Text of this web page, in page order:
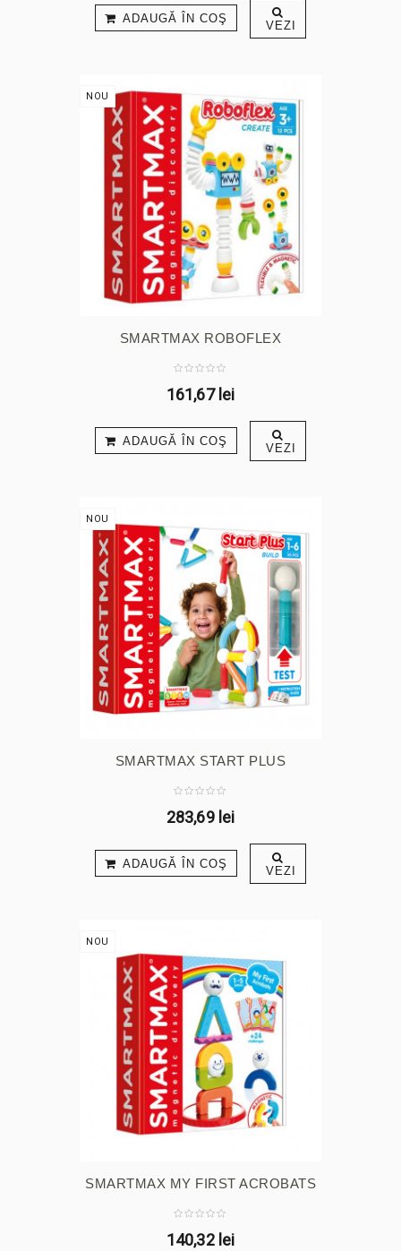
ADAUGĂ ÎN COŞ VEZI
NOU
SMARTMAX ROBOFLEX
161,67 lei
ADAUGĂ ÎN COŞ VEZI
NOU
SMARTMAX START PLUS
283,69 lei
ADAUGĂ ÎN COŞ VEZI
NOU
SMARTMAX MY FIRST ACROBATS
140,32 lei